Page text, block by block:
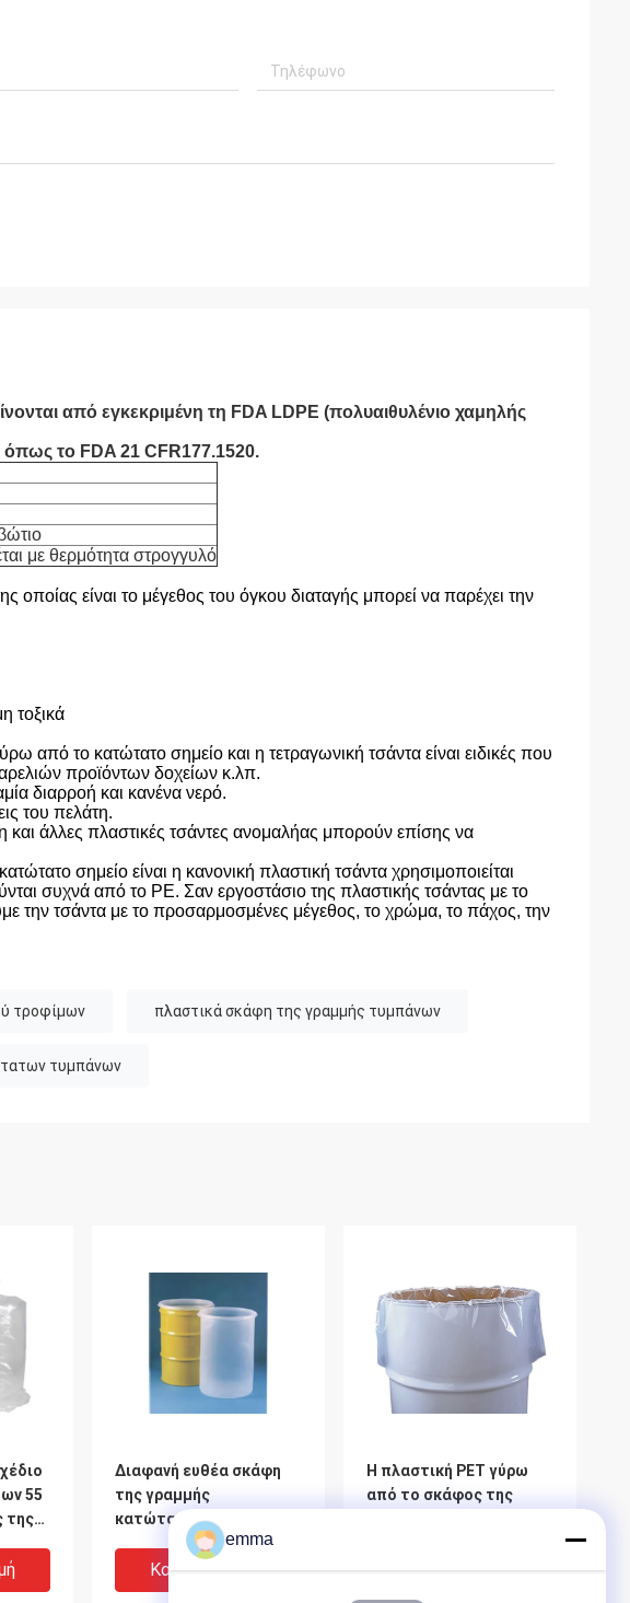
από εγκεκριμένη τη FDA LDPE (πολυαιθυλένιο χαμηλής
όπως το FDA 21 CFR177.1520.
με θερμότητα στρογγυλό
οποίας είναι το μέγεθος του όγκου διαταγής μπορεί να παρέχει την
τοξικά
το κατώτατο σημείο και η τετραγωνική τσάντα είναι ειδικές που
προϊόντων δοχείων κ.λπ.
διαρροή και κανένα νερό.
του πελάτη.
άλλες πλαστικές τσάντες ανομαλήας μπορούν επίσης να
σημείο είναι η κανονική πλαστική τσάντα χρησιμοποιείται
συχνά από το PE. Σαν εργοστάσιο της πλαστικής τσάντας με το
την τσάντα με το προσαρμοσμένες μέγεθος, το χρώμα, το πάχος, την
τροφίμων πλαστικά σκάφη της γραμμής τυμπάνων
τυμπάνων
55
της
νερό
Διαφανή ευθέα σκάφη
της γραμμής
κατώτατων σαφή
τυμπάνων, μίας χρήσης
άκαμπτα σκάφη της
γραμμής τυμπάνων
Καλύτερη Τιμή
Η πλαστική PET γύρω
από το σκάφος της
γαλόνι σε σάκκο δέχεται
Καλύτερη Τιμή
emma